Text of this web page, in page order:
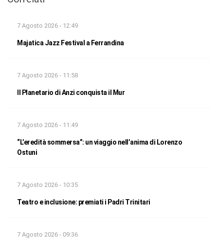
7 Agosto 2026 - 12:49
Majatica Jazz Festival a Ferrandina
7 Agosto 2026 - 11:58
Il Planetario di Anzi conquista il Mur
7 Agosto 2026 - 11:49
“L’eredità sommersa”: un viaggio nell’anima di Lorenzo
Ostuni
7 Agosto 2026 - 10:35
Teatro e inclusione: premiati i Padri Trinitari
7 Agosto 2026 - 09:36